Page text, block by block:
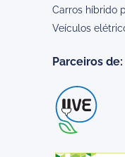
Carros híbrido
Veículos
Parceiros de: